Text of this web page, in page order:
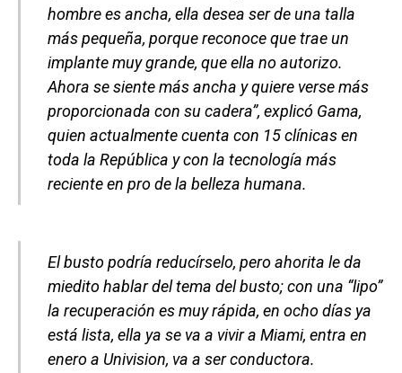
hombre es ancha, ella desea ser de una talla
más pequeña, porque reconoce que trae un
implante muy grande, que ella no autorizo.
Ahora se siente más ancha y quiere verse más
proporcionada con su cadera”, explicó Gama,
quien actualmente cuenta con 15 clínicas en
toda la República y con la tecnología más
reciente en pro de la belleza humana.
El busto podría reducírselo, pero ahorita le da
miedito hablar del tema del busto; con una “lipo”
la recuperación es muy rápida, en ocho días ya
está lista, ella ya se va a vivir a Miami, entra en
enero a Univision, va a ser conductora.